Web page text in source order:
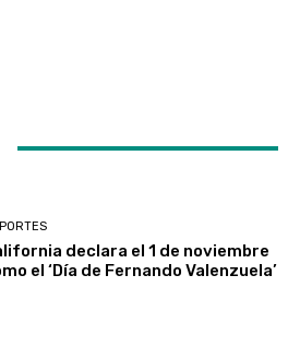
declara el 1 de noviembre
el ‘Día de Fernando Valenzuela’